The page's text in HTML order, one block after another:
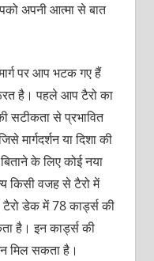
अपनी आत्‍मा से बात
पर आप भटक गए हैं
है। पहले आप टैरो का
से प्रभावित
मार्गदर्शन या दिशा की
के लिए कोई नया
किसी वजह से टैरो में
डेक में 78 कार्ड्स की
है। इन कार्ड्स की
मिल सकता है।